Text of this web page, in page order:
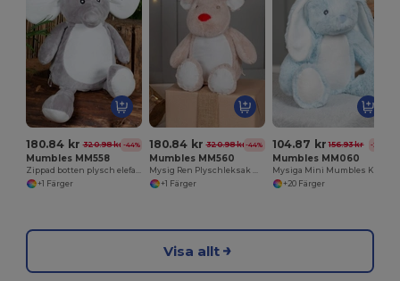
180.84 kr 320.98 kr -44%
Mumbles MM558
Zippad botten plysch elefant
+1 Färger
180.84 kr 320.98 kr -44%
Mumbles MM560
Mysig Ren Plyschleksak med Broderimöjlighet
+1 Färger
104.87 kr 156.93 kr -33%
Mumbles MM060
+20 Färger
Visa allt